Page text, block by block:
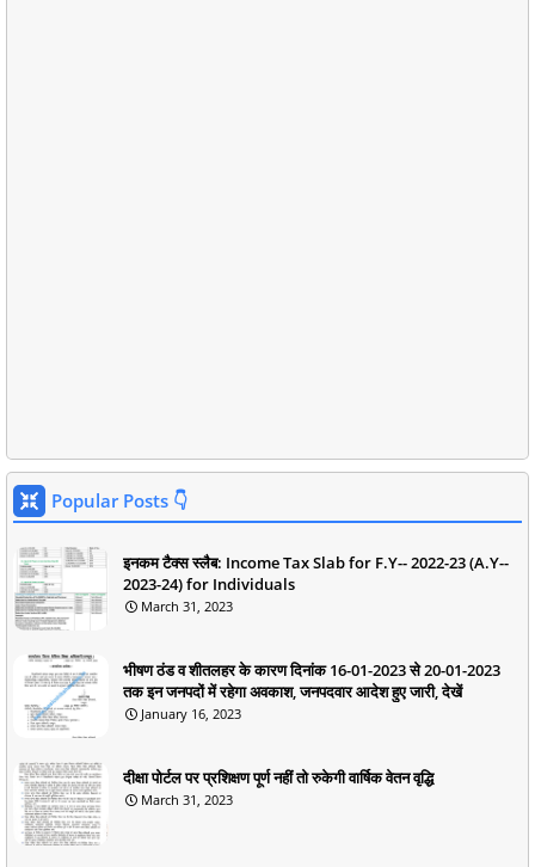
Popular Posts 👇
इनकम टैक्स स्लैब: Income Tax Slab for F.Y-- 2022-23 (A.Y--
2023-24) for Individuals
March 31, 2023
भीषण ठंड व शीतलहर के कारण दिनांक 16-01-2023 से 20-01-2023
तक इन जनपदों में रहेगा अवकाश, जनपदवार आदेश हुए जारी, देखें
January 16, 2023
दीक्षा पोर्टल पर प्रशिक्षण पूर्ण नहीं तो रुकेगी वार्षिक वेतन वृद्धि
March 31, 2023